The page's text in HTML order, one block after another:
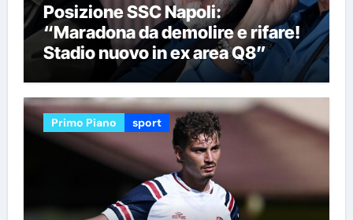
Posizione SSC Napoli:
“Maradona da demolire e rifare!
Stadio nuovo in ex area Q8”
Primo Piano sport